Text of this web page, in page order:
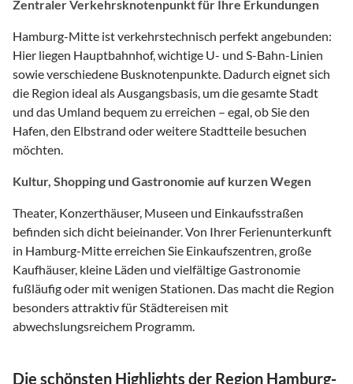
Zentraler Verkehrsknotenpunkt für Ihre Erkundungen
Hamburg-Mitte ist verkehrstechnisch perfekt angebunden:
Hier liegen Hauptbahnhof, wichtige U- und S-Bahn-Linien
sowie verschiedene Busknotenpunkte. Dadurch eignet sich
die Region ideal als Ausgangsbasis, um die gesamte Stadt
und das Umland bequem zu erreichen – egal, ob Sie den
Hafen, den Elbstrand oder weitere Stadtteile besuchen
möchten.
Kultur, Shopping und Gastronomie auf kurzen Wegen
Theater, Konzerthäuser, Museen und Einkaufsstraßen
befinden sich dicht beieinander. Von Ihrer Ferienunterkunft
in Hamburg-Mitte erreichen Sie Einkaufszentren, große
Kaufhäuser, kleine Läden und vielfältige Gastronomie
fußläufig oder mit wenigen Stationen. Das macht die Region
besonders attraktiv für Städtereisen mit
abwechslungsreichem Programm.
Die schönsten Highlights der Region Hamburg-